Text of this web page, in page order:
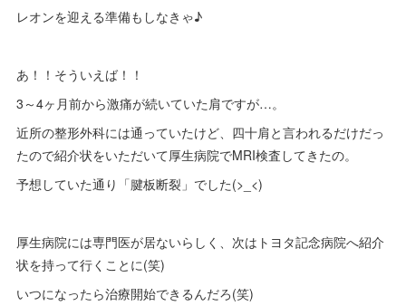
レオンを迎える準備もしなきゃ♪
あ！！そういえば！！
3～4ヶ月前から激痛が続いていた肩ですが…。
近所の整形外科には通っていたけど、四十肩と言われるだけだっ
たので紹介状をいただいて厚生病院でMRI検査してきたの。
予想していた通り「腱板断裂」でした(>_<)
厚生病院には専門医が居ないらしく、次はトヨタ記念病院へ紹介
状を持って行くことに(笑)
いつになったら治療開始できるんだろ(笑)